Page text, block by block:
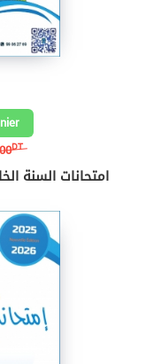
DT
امتحانات السنة